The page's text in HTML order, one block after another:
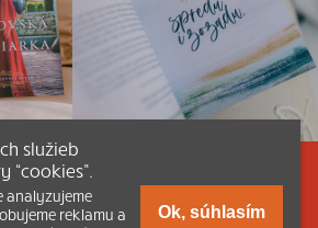
Dokumenty a články
služieb
“cookies”.
analyzujeme
reklamu a
Ok, súhlasím